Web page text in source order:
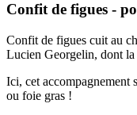
Confit de figues -
Confit de figues cuit au
Lucien Georgelin, dont
Ici, cet accompagnement
ou foie gras !